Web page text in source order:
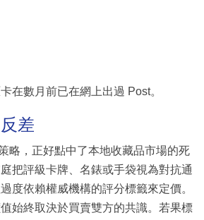
在數月前已在網上出過 Post。
差
略，正好點中了本地收藏品市場的死
把評級卡牌、名錶或手袋視為對抗通
度依賴權威機構的評分標籤來定價。
始終取決於買賣雙方的共識。若果標